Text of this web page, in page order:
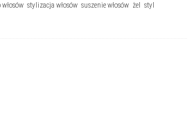
stylizacja włosów suszenie włosów żel styl